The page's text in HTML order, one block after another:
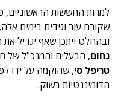
למרות החששות הראשוניים,
שקורם עור וגידים בימים
ובהחלט ייתכן שאף יגדיל
נחום, הבעלים והמנכ"ל של
טריפל סי
הדומיננטיות בשוק.